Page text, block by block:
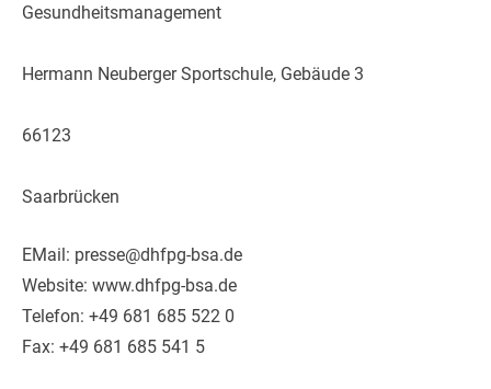
Gesundheitsmanagement
Hermann Neuberger Sportschule, Gebäude 3
66123
Saarbrücken
EMail: presse@dhfpg-bsa.de
Website: www.dhfpg-bsa.de
Telefon: +49 681 685 522 0
Fax: +49 681 685 541 5